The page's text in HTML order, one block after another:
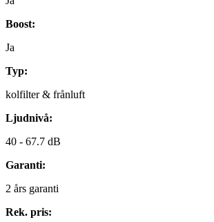
Boost:
Ja
Typ:
kolfilter & frånluft
Ljudnivå:
40 - 67.7 dB
Garanti:
2 års garanti
Rek. pris: